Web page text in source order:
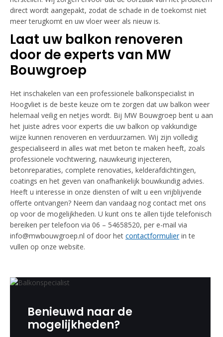
direct wordt aangepakt, zodat de schade in de toekomst niet
meer terugkomt en uw vloer weer als nieuw is.
Laat uw balkon renoveren
door de experts van MW
Bouwgroep
Het inschakelen van een professionele balkonspecialist in
Hoogvliet is de beste keuze om te zorgen dat uw balkon weer
helemaal veilig en netjes wordt. Bij MW Bouwgroep bent u aan
het juiste adres voor experts die uw balkon op vakkundige
wijze kunnen renoveren en verduurzamen. Wij zijn volledig
gespecialiseerd in alles wat met beton te maken heeft, zoals
professionele vochtwering, nauwkeurig injecteren,
betonreparaties, complete renovaties, kelderafdichtingen,
coatings en het geven van onafhankelijk bouwkundig advies.
Heeft u interesse in onze diensten of wilt u een vrijblijvende
offerte ontvangen? Neem dan vandaag nog contact met ons
op voor de mogelijkheden. U kunt ons te allen tijde telefonisch
bereiken per telefoon via 06 – 54658520, per e-mail via
info@mwbouwgroep.nl of door het contactformulierin te
vullen op onze website.
Benieuwd naar de
mogelijkheden?